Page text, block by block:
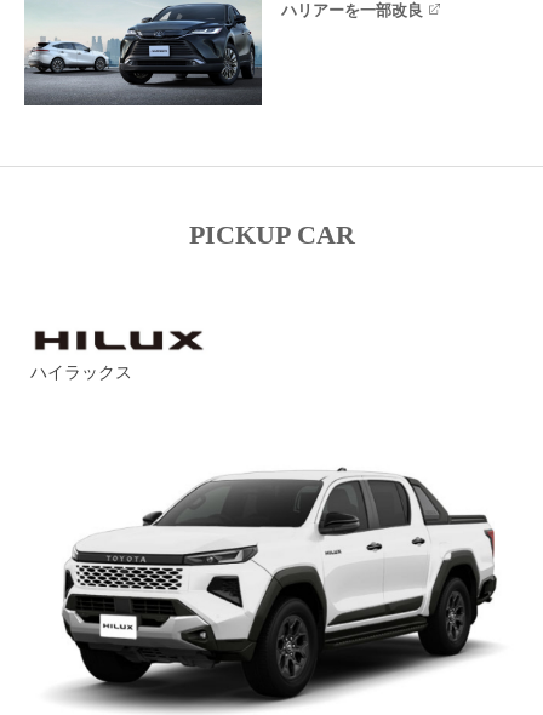
ハリアーを一部改良
PICKUP CAR
ハイラックス